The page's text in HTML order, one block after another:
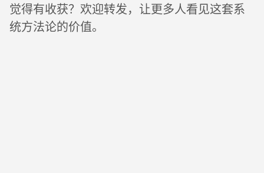
觉得有收获？欢迎转发，让更多人看见这套系
统方法论的价值。